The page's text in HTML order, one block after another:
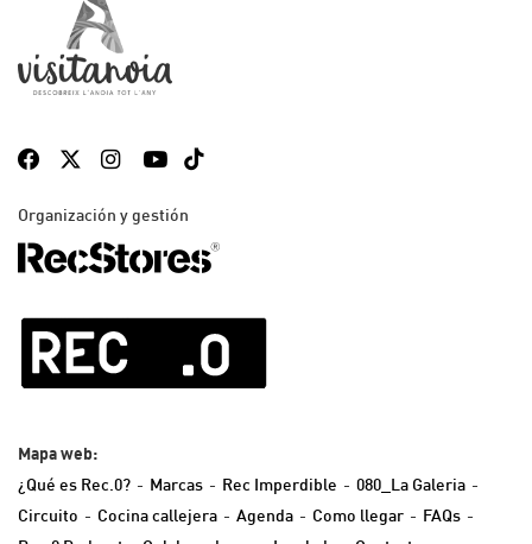
Organización y gestión
Mapa web:
¿Qué es Rec.0?
Marcas Rec Imperdible
080_La Galeria
Circuito
Cocina callejera Agenda Como llegar
FAQs